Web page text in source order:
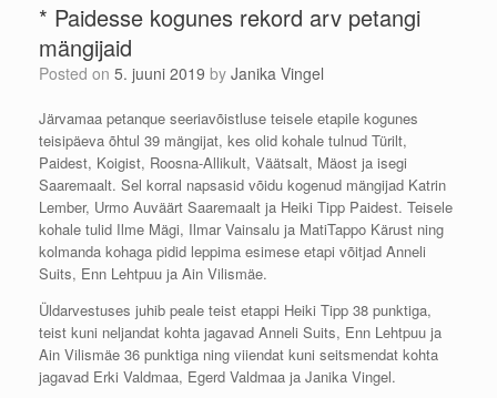
* Paidesse kogunes rekord arv petangi
mängijaid
Posted on 5. juuni 2019 by Janika Vingel
Järvamaa petanque seeriavõistluse teisele etapile kogunes
teisipäeva õhtul 39 mängijat, kes olid kohale tulnud Türilt,
Paidest, Koigist, Roosna-Allikult, Väätsalt, Mäost ja isegi
Saaremaalt. Sel korral napsasid võidu kogenud mängijad Katrin
Lember, Urmo Auväärt Saaremaalt ja Heiki Tipp Paidest. Teisele
kohale tulid Ilme Mägi, Ilmar Vainsalu ja MatiTappo Kärust ning
kolmanda kohaga pidid leppima esimese etapi võitjad Anneli
Suits, Enn Lehtpuu ja Ain Vilismäe.
Üldarvestuses juhib peale teist etappi Heiki Tipp 38 punktiga,
teist kuni neljandat kohta jagavad Anneli Suits, Enn Lehtpuu ja
Ain Vilismäe 36 punktiga ning viiendat kuni seitsmendat kohta
jagavad Erki Valdmaa, Egerd Valdmaa ja Janika Vingel.